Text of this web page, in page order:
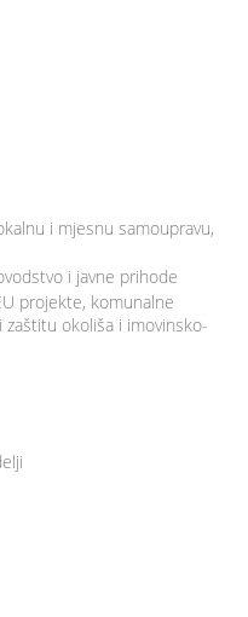
i mjesnu samoupravu,
i javne prihode
projekte, komunalne
okoliša i imovinsko-